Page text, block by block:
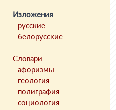
Изложения
- русские
- белорусские
Словари
- афоризмы
- геология
- полиграфия
- социология